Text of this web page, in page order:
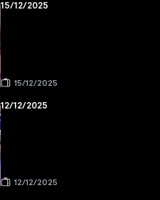
15/12/2025
15/12/2025
12/12/2025
12/12/2025